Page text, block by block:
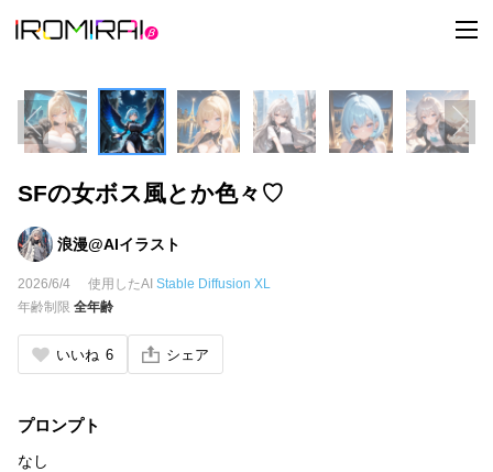
t
o
l
e
n
a
v
SFの女ボス風とか色々♡
浪漫@AIイラスト
2026/6/4 使用したAI Stable Diffusion XL
年齢制限 全年齢
いいね 6 シェア
プロンプト
なし